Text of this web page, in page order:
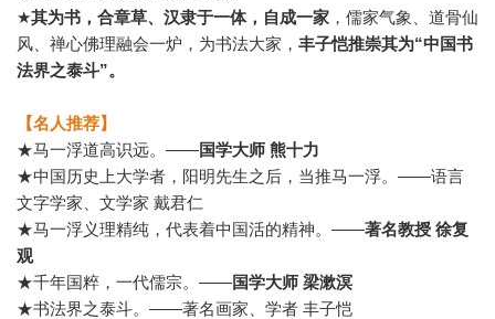
★其为书，合章草、汉隶于一体，自成一家 ，儒家气象、道骨仙
风、禅心佛理融会一炉，为书法大家， 丰子恺推崇其为“中国书
法界之泰斗”。
【名人推荐】
★马一浮道高识远。——国学大师 熊十力
★中国历史上大学者，阳明先生之后，当推马一浮。——语言
文字学家、文学家 戴君仁
★马一浮义理精纯，代表着中国活的精神。——著名教授 徐复
观
★千年国粹，一代儒宗。——国学大师 梁漱溟
★书法界之泰斗。——著名画家、学者 丰子恺